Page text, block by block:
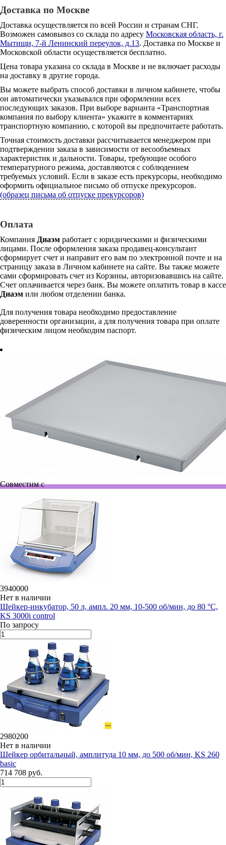
Доставка по Москве
Доставка осуществляется по всей России и странам СНГ.
Возможен самовывоз со склада по адресу Московская область, г.
Мытищи, 7-й Ленинский переулок, д.13. Доставка по Москве и
Московской области осуществляется бесплатно.
Цена товара указана со склада в Москве и не включает расходы
на доставку в другие города.
Вы можете выбрать способ доставки в личном кабинете, чтобы
он автоматически указывался при оформлении всех
последующих заказов. При выборе варианта «Транспортная
компания по выбору клиента» укажите в комментариях
транспортную компанию, с которой вы предпочитаете работать.
Точная стоимость доставки рассчитывается менеджером при
подтверждении заказа в зависимости от весообъемных
характеристик и дальности. Товары, требующие особого
температурного режима, доставляются с соблюдением
требуемых условий. Если в заказе есть прекурсоры, необходимо
оформить официальное письмо об отпуске прекурсоров.
(образец письма об отпуске прекурсоров)
Оплата
Компания Диаэм работает с юридическими и физическими
лицами. После оформления заказа продавец-консультант
сформирует счет и направит его вам по электронной почте и на
страницу заказа в Личном кабинете на сайте. Вы также можете
сами сформировать счет из Корзины, авторизовавшись на сайте.
Счет оплачивается через банк. Вы можете оплатить товар в кассе
Диаэм или любом отделении банка.
Для получения товара необходимо предоставление
доверенности организации, а для получения товара при оплате
физическим лицом необходим паспорт.
Совместим с
3940000
Нет в наличии
Шейкер-инкубатор, 50 л, ампл. 20 мм, 10-500 об/мин, до 80 °C,
KS 3000i control
По запросу
2980200
Нет в наличии
Шейкер орбитальный, амплитуда 10 мм, до 500 об/мин, KS 260
basic
714 708 руб.